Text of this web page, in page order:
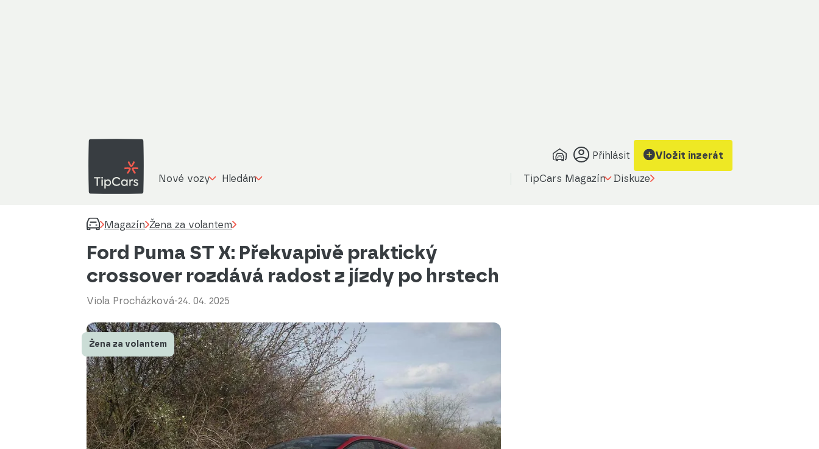
Přihlásit Vložit inzerát
Nové vozy Hledám TipCars Magazín Diskuze
Magazín Žena za volantem
Ford Puma ST X: Překvapivě praktický
crossover rozdává radost z jízdy po hrstech
Viola Procházková-24. 04. 2025
Žena za volantem